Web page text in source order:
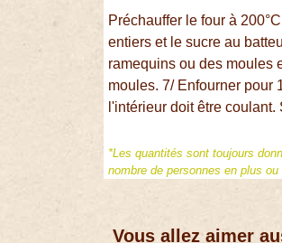
Préchauffer le four à
entiers et le sucre au
ramequins ou des moules
moules. 7/ Enfourner pour
l'intérieur doit être
*Les quantités sont toujours
nombre de personnes en plus
Vous allez aimer